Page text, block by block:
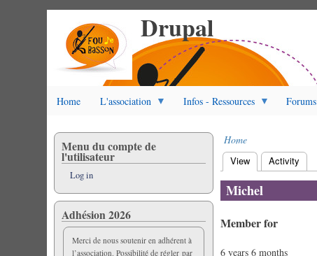
Drupal
Home L'association Infos - Ressources Forums
Breadcrumb
Home
Primary
tabs
View (active tab)
Activity
Michel
Member for
6 years 6 months
Menu du compte de
l'utilisateur
Log in
Adhésion 2026
Merci de nous soutenir en adhérent à
l’association. Possibilité de régler par